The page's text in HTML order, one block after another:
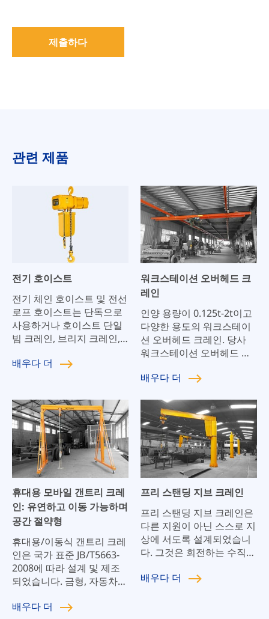
제출하다
관련 제품
전기 호이스트
전기 체인 호이스트 및 전선
로프 호이스트는 단독으로
사용하거나 호이스트 단일
빔 크레인, 브리지 크레인,
인에 설치할 수 있는 가볍고
배우다 더
워크스테이션 오버헤드 크
레인
인양 용량이 0.125t-2t이고
다양한 용도의 워크스테이
션 오버헤드 크레인. 당사
워크스테이션 오버헤드 크
든지 새로운 요구 사항에 쉽
며 귀하의 비즈니스와 함께
발전할 수 있다는 것입니다.
배우다 더
휴대용 모바일 갠트리 크레
인: 유연하고 이동 가능하며
공간 절약형
휴대용/이동식 갠트리 크레
인은 국가 표준 JB/T5663-
2008에 따라 설계 및 제조
되었습니다. 금형, 자동차
및 리프팅이 필요한 경우 제
배우다 더
프리 스탠딩 지브 크레인
프리 스탠딩 지브 크레인은
다른 지원이 아닌 스스로 지
상에 서도록 설계되었습니
다. 그것은 회전하는 수직
로 구성됩니다. 우리는 우리
배우다 더